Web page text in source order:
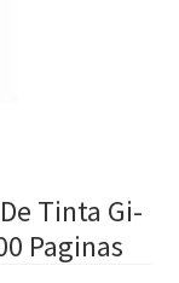
Tinta Gi-
Paginas